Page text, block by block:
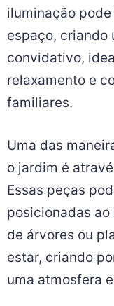
iluminação
espaço, criando
convidativo,
relaxamento e
familiares.
Uma das
o jardim é
Essas peças
posicionadas
de árvores ou
estar, criando
uma atmosfera